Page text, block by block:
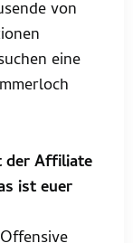
von
eine
Affiliate
ist euer